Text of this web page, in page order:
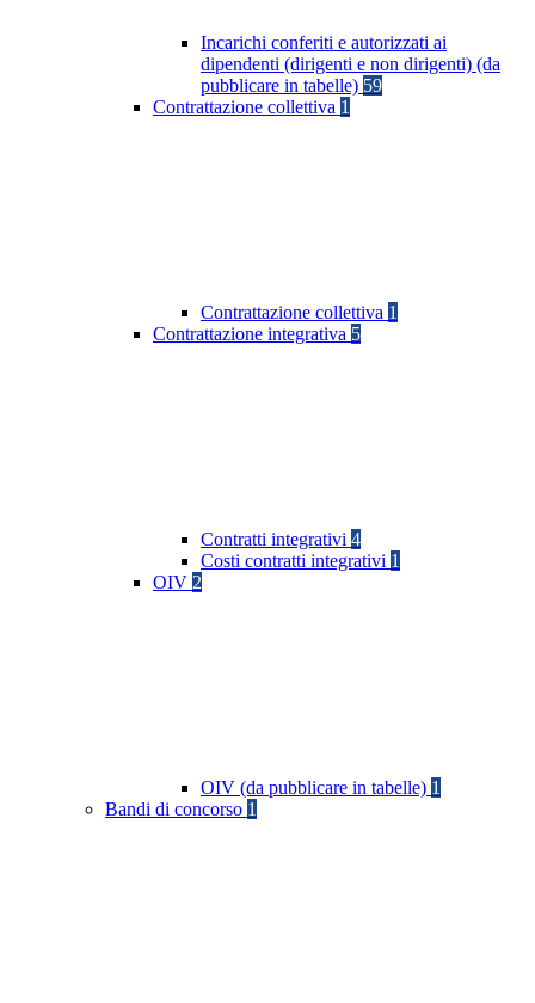
Incarichi conferiti e autorizzati ai
dipendenti (dirigenti e non dirigenti) (da
pubblicare in tabelle) 59
Contrattazione collettiva 1
Contrattazione collettiva 1
Contrattazione integrativa 5
Contratti integrativi 4
Costi contratti integrativi 1
OIV 2
OIV (da pubblicare in tabelle) 1
Bandi di concorso 1